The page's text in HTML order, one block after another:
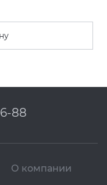
88
О компании